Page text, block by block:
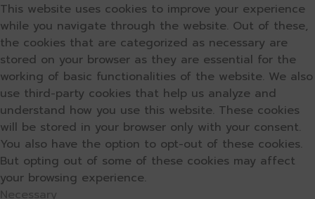
This website uses cookies to improve your experience
while you navigate through the website. Out of these,
the cookies that are categorized as necessary are
stored on your browser as they are essential for the
working of basic functionalities of the website. We also
use third-party cookies that help us analyze and
understand how you use this website. These cookies
will be stored in your browser only with your consent.
You also have the option to opt-out of these cookies.
But opting out of some of these cookies may affect
your browsing experience.
Necessary